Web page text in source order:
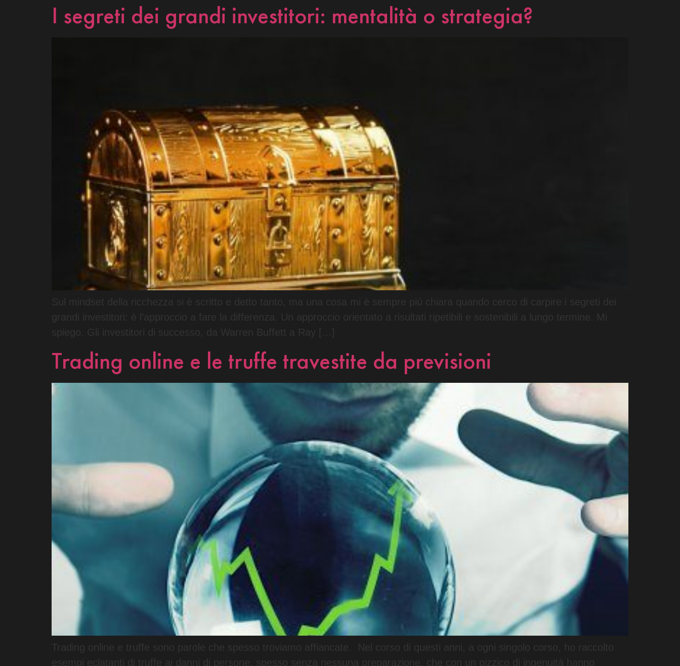
I segreti dei grandi investitori: mentalità o strategia?
Sul mindset della ricchezza si è scritto e detto tanto, ma una cosa mi è sempre più chiara quando cerco di carpire i segreti dei
grandi investitori: è l’approccio a fare la differenza. Un approccio orientato a risultati ripetibili e sostenibili a lungo termine. Mi
spiego. Gli investitori di successo, da Warren Buffett a Ray […]
Trading online e le truffe travestite da previsioni
Trading online e truffe sono parole che spesso troviamo affiancate. Nel corso di questi anni, a ogni singolo corso, ho raccolto
esempi eclatanti di truffe ai danni di persone, spesso senza nessuna preparazione, che con un pizzico di ingenuità hanno